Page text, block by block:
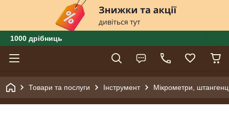
1000 дрібниць
Товари та послуги Інструмент Мікрометри,